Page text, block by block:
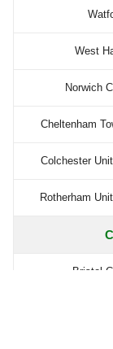
West
Norwich
Cheltenham
Colchester
Rotherham
Bristol